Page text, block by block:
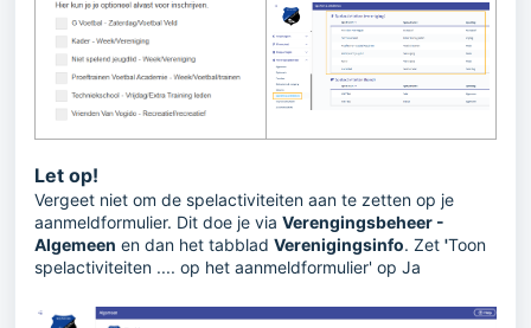
Let op!
Vergeet niet om de spelactiviteiten aan te zetten op je
aanmeldformulier. Dit doe je via Verengingsbeheer -
Algemeen en dan het tabblad Verenigingsinfo. Zet 'Toon
spelactiviteiten .... op het aanmeldformulier' op Ja